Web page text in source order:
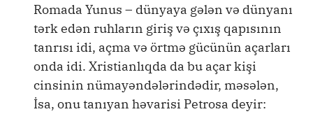
Romada Yunus – dünyaya gələn və dünyanı
tərk edən ruhların giriş və çıxış qapısının
tanrısı idi, açma və örtmə gücünün açarları
onda idi. Xristianlıqda da bu açar kişi
cinsinin nümayəndələrindədir, məsələn,
İsa, onu tanıyan həvarisi Petrosa deyir: